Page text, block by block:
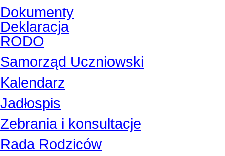
Dokumenty
Deklaracja
RODO
Samorząd Uczniowski
Kalendarz
Jadłospis
Zebrania i konsultacje
Rada Rodziców